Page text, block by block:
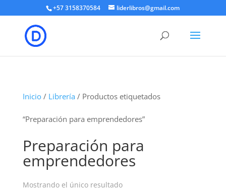
+57 3158370584 liderlibros@gmail.com
Inicio/ Librería / Productos etiquetados
“Preparación para emprendedores”
Preparación para
emprendedores
Mostrando el único resultado